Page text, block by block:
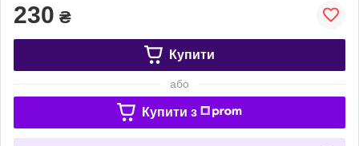
230 ₴
Купити
або
Купити з